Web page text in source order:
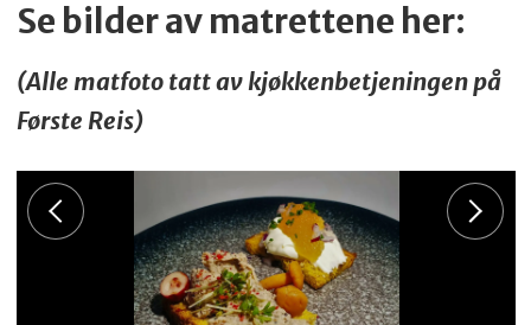
Se bilder av matrettene her:
(Alle matfoto tatt av kjøkkenbetjeningen på
Første Reis)